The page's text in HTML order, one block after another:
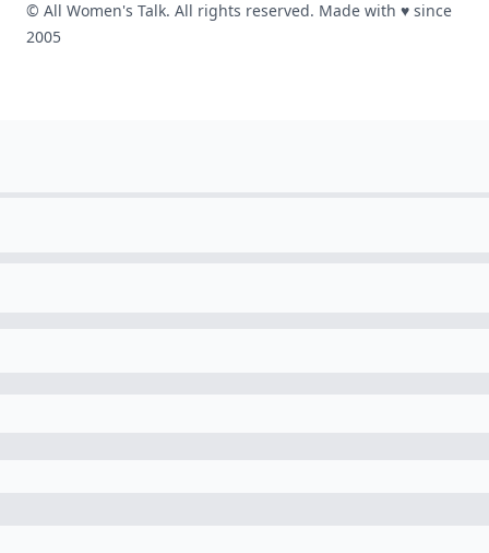
© All Women's Talk. All rights reserved. Made with ♥ since
2005